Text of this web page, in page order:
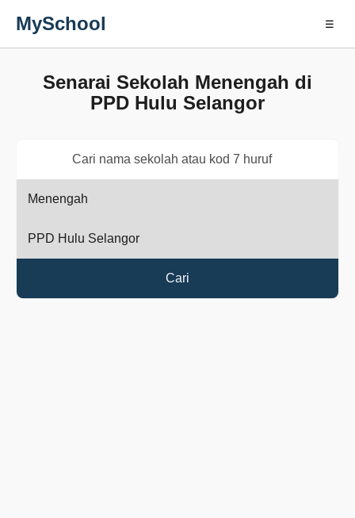
MySchool ☰
Senarai Sekolah Menengah di
PPD Hulu Selangor
Cari